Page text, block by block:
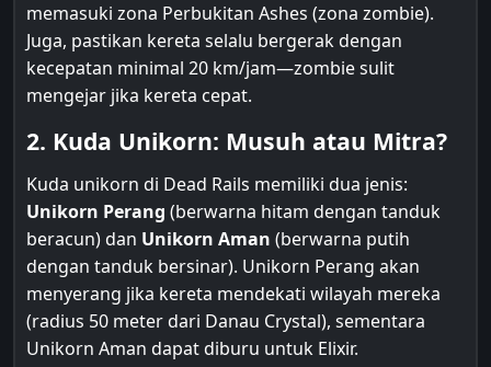
memasuki zona Perbukitan Ashes (zona zombie).
Juga, pastikan kereta selalu bergerak dengan
kecepatan minimal 20 km/jam—zombie sulit
mengejar jika kereta cepat.
2. Kuda Unikorn: Musuh atau Mitra?
Kuda unikorn di Dead Rails memiliki dua jenis:
Unikorn Perang (berwarna hitam dengan tanduk
beracun) dan Unikorn Aman (berwarna putih
dengan tanduk bersinar). Unikorn Perang akan
menyerang jika kereta mendekati wilayah mereka
(radius 50 meter dari Danau Crystal), sementara
Unikorn Aman dapat diburu untuk Elixir.